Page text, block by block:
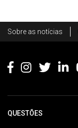
Footer
Sobre as notícias
QUESTÕES